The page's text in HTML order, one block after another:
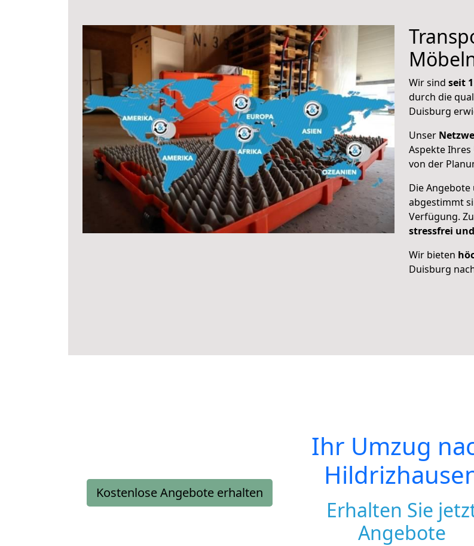
Wir sind seit
durch die
Duisburg
Unser
Aspekte
von der
Die
abgestimmt
Verfügung.
stressfrei
Wir bieten
Duisburg
Kostenlose Angebote erhalten
Ihr Umzug
Erhalten Sie
Angebote